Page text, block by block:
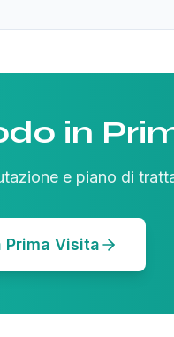
in
e piano di
Prima Visita